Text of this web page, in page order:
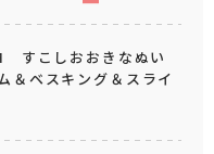
すこしおおきなぬい
ベスキング＆スライ